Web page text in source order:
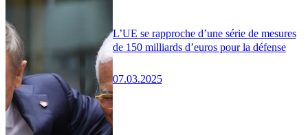
L’UE se rapproche d’une série de mesures
de 150 milliards d’euros pour la défense
07.03.2025